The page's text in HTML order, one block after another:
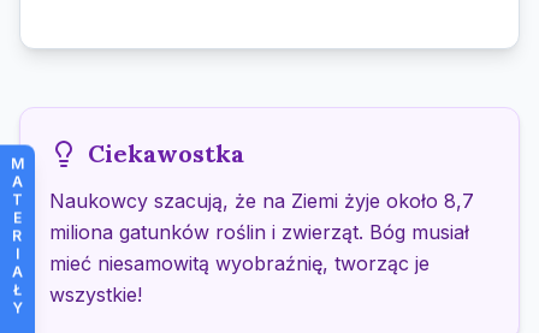
M
A
T
E
R
I
A
Ł
Y
Ciekawostka
Naukowcy szacują, że na Ziemi żyje około 8,7
miliona gatunków roślin i zwierząt. Bóg musiał
mieć niesamowitą wyobraźnię, tworząc je
wszystkie!